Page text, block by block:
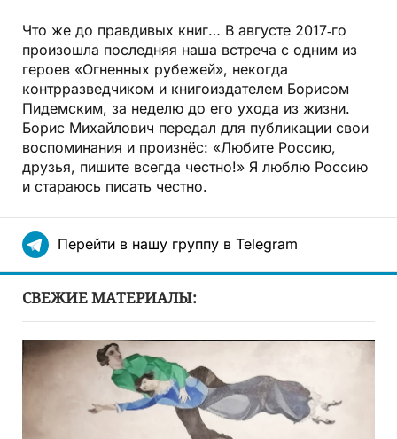
Что же до правдивых книг… В августе 2017‑го
произошла последняя наша встреча с одним из
героев «Огненных рубежей», некогда
контрразведчиком и книгоиздателем Борисом
Пидемским, за неделю до его ухода из жизни.
Борис Михайлович передал для публикации свои
воспоминания и произнёс: «Любите Россию,
друзья, пишите всегда честно!» Я люблю Россию
и стараюсь писать честно.
Перейти в нашу группу в Telegram
СВЕЖИЕ МАТЕРИАЛЫ: